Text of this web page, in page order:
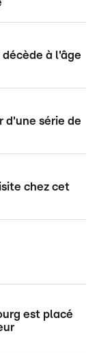
à l'âge
d'une série de
chez cet
est placé